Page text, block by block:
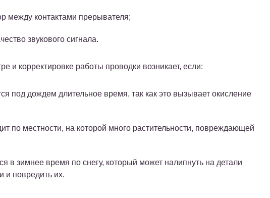
между контактами прерывателя;
звукового сигнала.
и корректировке работы проводки возникает, если:
под дождем длительное время, так как это вызывает окисление
по местности, на которой много растительности, повреждающей
в зимнее время по снегу, который может налипнуть на детали
и повредить их.